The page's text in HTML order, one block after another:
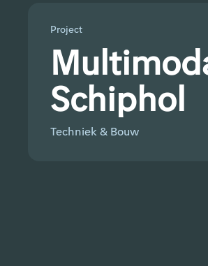
Project
Schiphol
Techniek & Bouw